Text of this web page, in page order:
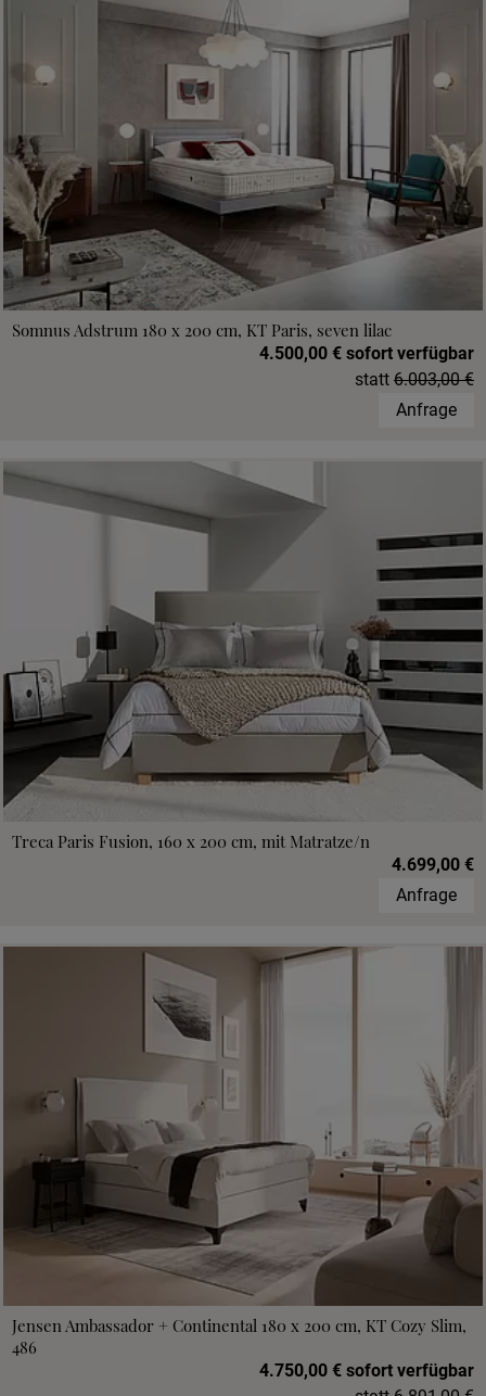
Somnus Adstrum 180 x 200 cm, KT Paris, seven lilac
4.500,00 € sofort verfügbar
statt 6.003,00 €
Anfrage
Treca Paris Fusion, 160 x 200 cm, mit Matratze/n
4.699,00 €
Anfrage
Jensen Ambassador + Continental 180 x 200 cm, KT Cozy Slim,
486
4.750,00 € sofort verfügbar